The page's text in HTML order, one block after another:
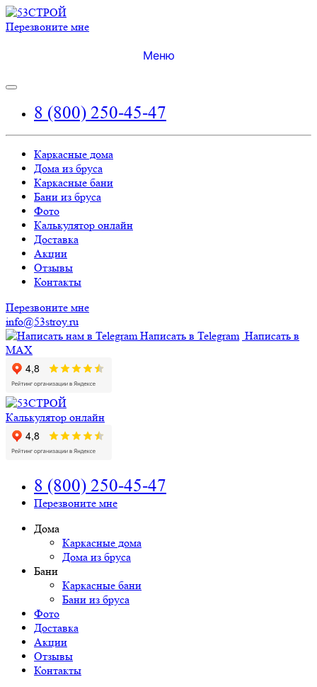
Перезвоните мне
Меню
8 (800) 250-45-47
Каркасные дома
Дома из бруса
Каркасные бани
Бани из бруса
Фото
Калькулятор онлайн
Доставка
Акции
Отзывы
Контакты
Перезвоните мне
info@53stroy.ru
Написать в Telegram Написать в
MAX
Калькулятор онлайн
8 (800) 250-45-47
Перезвоните мне
Дома
Каркасные дома
Дома из бруса
Бани
Каркасные бани
Бани из бруса
Фото
Доставка
Акции
Отзывы
Контакты